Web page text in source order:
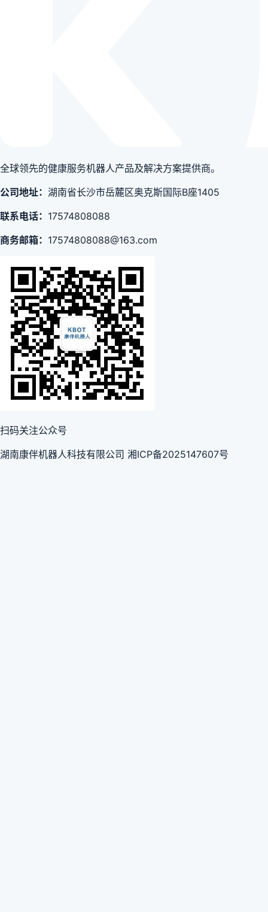
全球领先的健康服务机器人产品及解决方案提供商。
公司地址： 湖南省长沙市岳麓区奥克斯国际B座1405
联系电话： 17574808088
商务邮箱： 17574808088@163.com
扫码关注公众号
湖南康伴机器人科技有限公司 湘ICP备2025147607号